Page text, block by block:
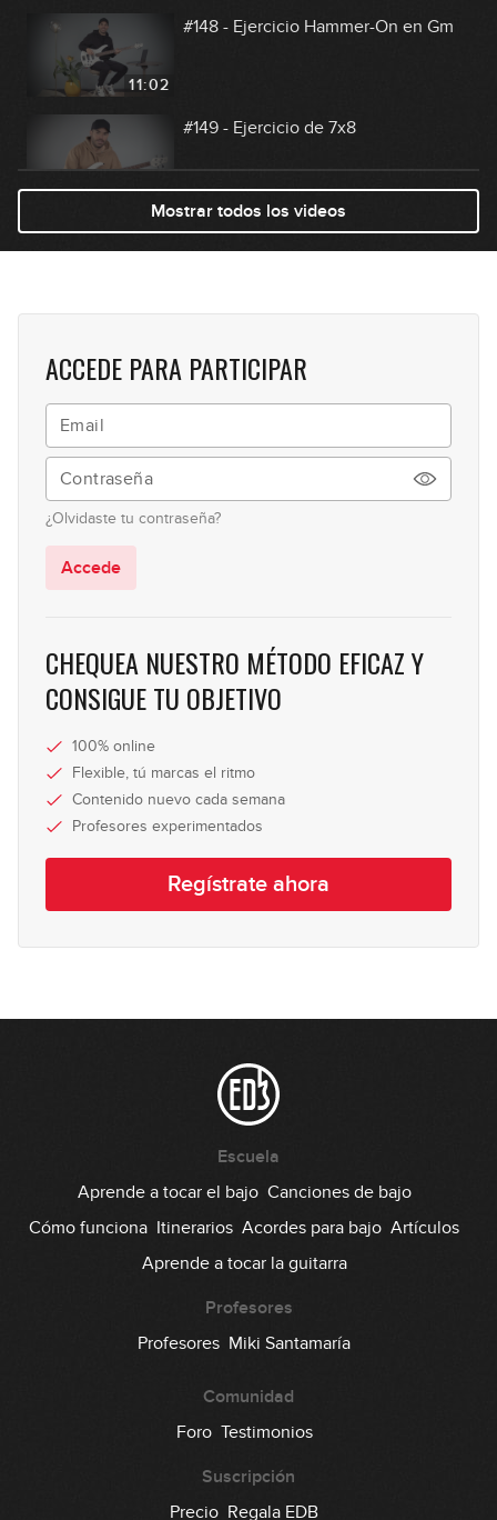
11:02
#148 - Ejercicio Hammer-On en Gm
12:20
#149 - Ejercicio de 7x8
#150 - Ejercicio de Hammer-On en
Am
10:35
08:40
08:17
06:45
08:47
#156 - Slap en A
08:43
#160 - Doublestops en D
#161 - Tumbao en Ebm
#162 - Groove con Notas Mudas en
Em
Mostrar todos los videos
ACCEDE PARA PARTICIPAR
¿Olvidaste tu contraseña?
Accede
CHEQUEA NUESTRO MÉTODO EFICAZ Y
CONSIGUE TU OBJETIVO
100% online
Flexible, tú marcas el ritmo
Contenido nuevo cada semana
Profesores experimentados
Regístrate ahora
Escuela
Aprende a tocar el bajo Canciones de bajo
Cómo funciona Itinerarios Acordes para bajo Artículos
Aprende a tocar la guitarra
Profesores
Profesores Miki Santamaría
Comunidad
Foro Testimonios
Suscripción
Precio Regala EDB